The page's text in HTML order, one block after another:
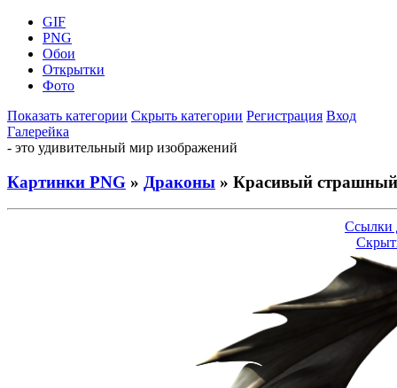
GIF
PNG
Обои
Открытки
Фото
Показать категории Скрыть категории Регистрация Вход
Галерейка
- это удивительный мир изображений
Картинки PNG » Драконы » Красивый
Ссылки